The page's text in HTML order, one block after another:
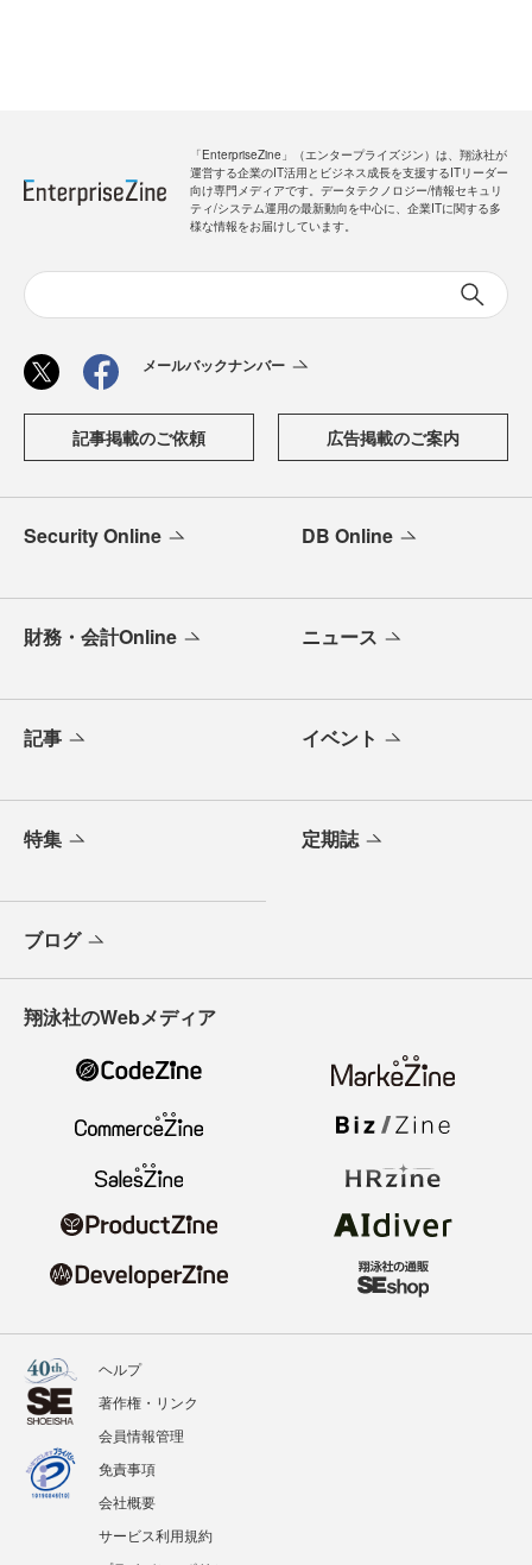
「EnterpriseZine」（エンタープライズジン）は、翔泳社が
運営する企業のIT活用とビジネス成長を支援するITリーダー
向け専門メディアです。データテクノロジー/情報セキュリ
ティ/システム運用の最新動向を中心に、企業ITに関する多
様な情報をお届けしています。
メールバックナンバー
記事掲載のご依頼 広告掲載のご案内
Security Online DB Online
財務・会計Online ニュース
記事 イベント
特集 定期誌
ブログ
翔泳社のWebメディア
ヘルプ
著作権・リンク
会員情報管理
免責事項
会社概要
サービス利用規約